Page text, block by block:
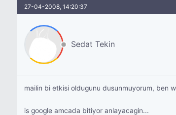
27-04-2008, 14:20:37
Sedat Tekin
mailin bi etkisi oldugunu dusunmuyorum, ben
is google amcada bitiyor anlayacagin...